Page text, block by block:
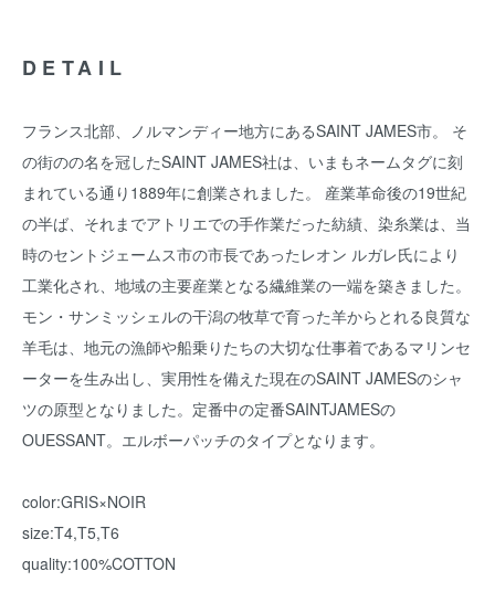
DETAIL
フランス北部、ノルマンディー地方にあるSAINT JAMES市。 そ
の街のの名を冠したSAINT JAMES社は、いまもネームタグに刻
まれている通り1889年に創業されました。 産業革命後の19世紀
の半ば、それまでアトリエでの手作業だった紡績、染糸業は、当
時のセントジェームス市の市長であったレオン ルガレ氏により
工業化され、地域の主要産業となる繊維業の一端を築きました。
モン・サンミッシェルの干潟の牧草で育った羊からとれる良質な
羊毛は、地元の漁師や船乗りたちの大切な仕事着であるマリンセ
ーターを生み出し、実用性を備えた現在のSAINT JAMESのシャ
ツの原型となりました。定番中の定番SAINTJAMESの
OUESSANT。エルボーパッチのタイプとなります。
color:GRIS×NOIR
size:T4,T5,T6
quality:100%COTTON